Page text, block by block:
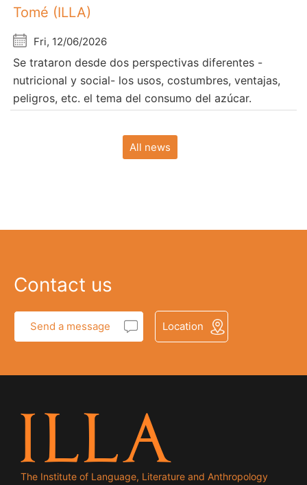
Tomé (ILLA)
Fri, 12/06/2026
Se trataron desde dos perspectivas diferentes -
nutricional y social- los usos, costumbres, ventajas,
peligros, etc. el tema del consumo del azúcar.
All news
Contact us
Send a message Location
The Institute of Language, Literature and Anthropology